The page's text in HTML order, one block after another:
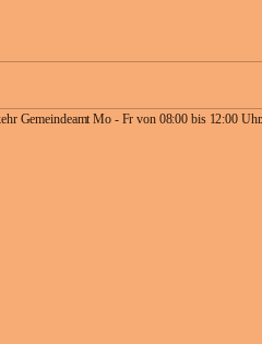
Gemeindeamt Mo - Fr von 08:00 bis 12:00 Uhr.